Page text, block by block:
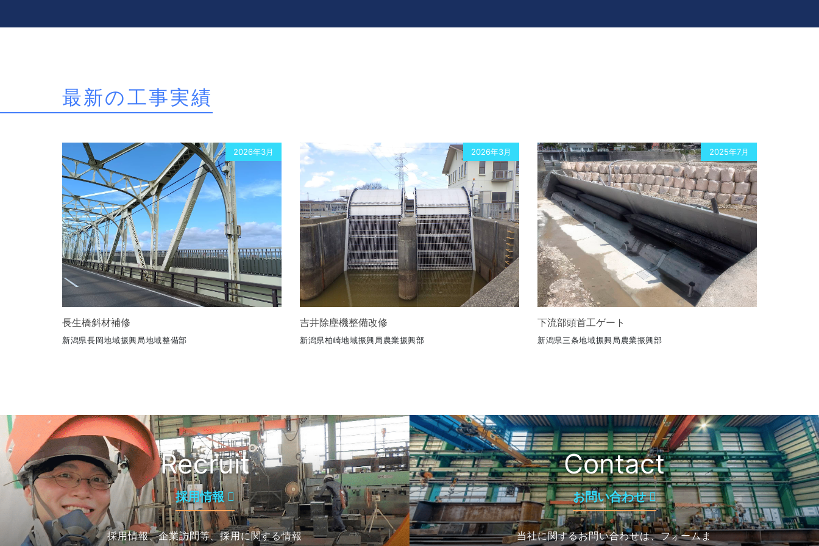
最新の工事実績
2026年3月
長生橋斜材補修
新潟県長岡地域振興局地域整備部
2026年3月
吉井除塵機整備改修
新潟県柏崎地域振興局農業振興部
2025年7月
下流部頭首工ゲート
新潟県三条地域振興局農業振興部
Recruit
採用情報
採用情報、企業訪問等、採用に関する情報
Contact
お問い合わせ
当社に関するお問い合わせは、フォームま